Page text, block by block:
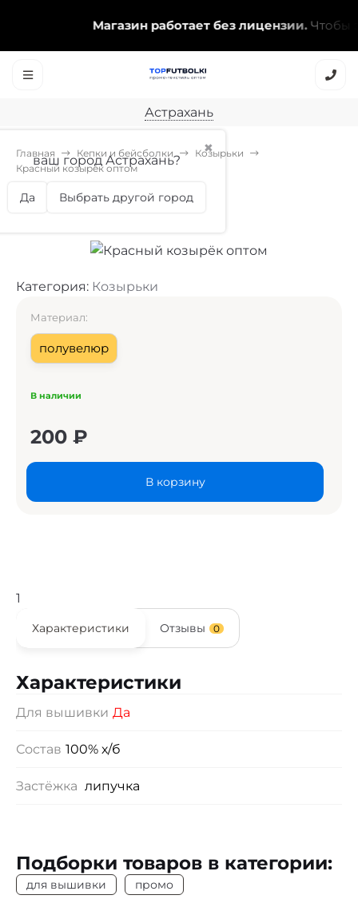
Магазин работает без лицензии.Чтобы эта
Астрахань
✖
ваш город Астрахань?
Да Выбрать другой город
Главная Кепки и бейсболки
Козырьки
Красный козырёк оптом
Категория: Козырьки
Материал:
полувелюр
В наличии
200 ₽
В корзину
1
Характеристики Отзывы 0
Характеристики
Для вышивки Да
Состав 100% х/б
Застёжка липучка
Подборки товаров в категории:
для вышивки промо